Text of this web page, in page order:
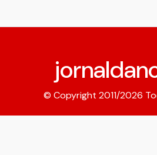
© Copyright 2011/2026